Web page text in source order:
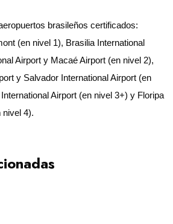
brasileños certificados:
(en nivel 1), Brasilia International
Airport y Macaé Airport (en nivel 2),
y Salvador International Airport (en
Airport (en nivel 3+) y Floripa
nivel 4).